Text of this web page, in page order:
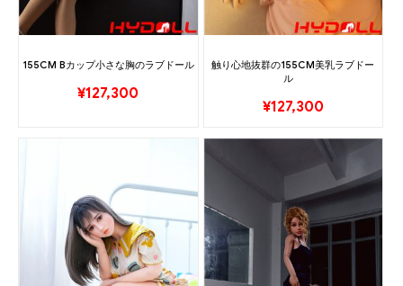
155CM Bカップ小さな胸のラブドール
¥127,300
触り心地抜群の155CM美乳ラブドー
ル
¥127,300